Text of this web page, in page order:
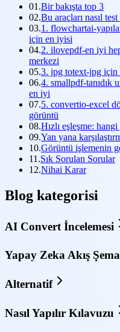
01.Bir bakışta top 3
02.Bu araçları nasıl
03.1. flowchartai-
için en iyisi
04.2. ilovepdf-en iyi
merkezi
05.3. jpg totext-jpg için
06.4. smallpdf-tanıdık
en iyi
07.5. convertio-excel
görüntü
08.Hızlı eşleşme:
09.Yan yana
10.Görüntü işlemenin
11.Sık Sorulan Sorular
12.Nihai Karar
Blog kategorisi
AI Convert İncelemesi
Yapay Zeka Akış
Alternatif
Nasıl Yapılır Kılavuzu